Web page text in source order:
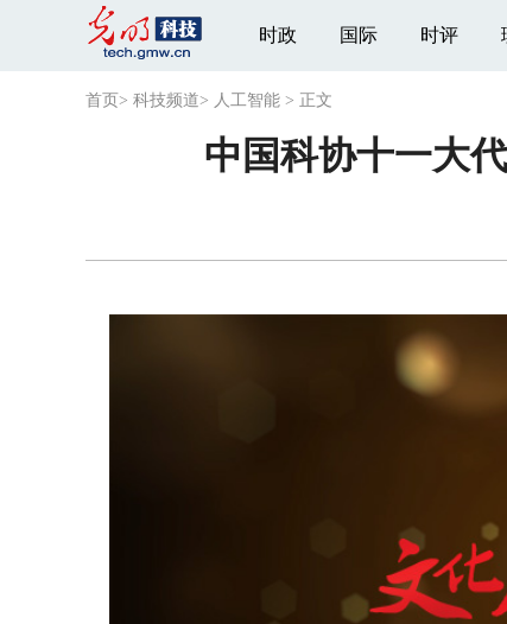
时政 国际 时评
首页 > 科技频道> 人工智能 > 正文
中国科协十一大